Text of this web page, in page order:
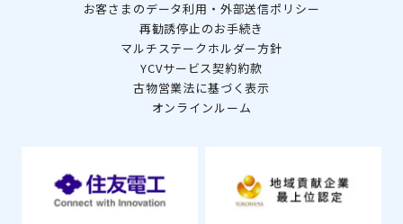
お客さまのデータ利用・外部送信ポリシー
再勧誘停止のお手続き
マルチステークホルダー方針
YCVサービス契約約款
古物営業法に基づく表示
オンラインルーム